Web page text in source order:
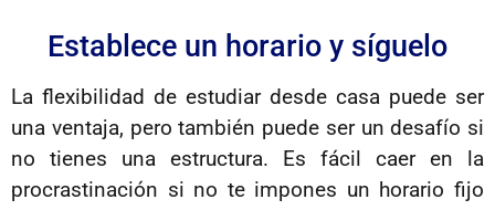
Establece un horario y síguelo
La flexibilidad de estudiar desde casa puede ser
una ventaja, pero también puede ser un desafío si
no tienes una estructura. Es fácil caer en la
procrastinación si no te impones un horario fijo